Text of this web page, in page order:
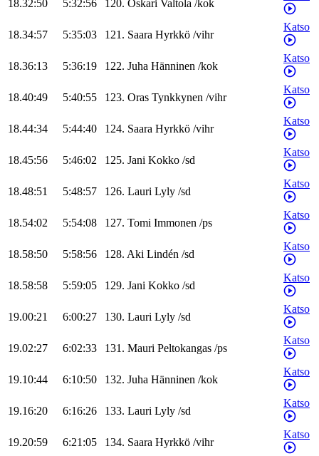
18.32:50 5:32:56 120. Oskari Valtola /kok
18.34:57 5:35:03 121. Saara Hyrkkö /vihr
Katso
18.36:13 5:36:19 122. Juha Hänninen /kok
Katso
18.40:49 5:40:55 123. Oras Tynkkynen /vihr
Katso
18.44:34 5:44:40 124. Saara Hyrkkö /vihr
Katso
18.45:56 5:46:02 125. Jani Kokko /sd
Katso
18.48:51 5:48:57 126. Lauri Lyly /sd
Katso
18.54:02 5:54:08 127. Tomi Immonen /ps
Katso
18.58:50 5:58:56 128. Aki Lindén /sd
Katso
18.58:58 5:59:05 129. Jani Kokko /sd
Katso
19.00:21 6:00:27 130. Lauri Lyly /sd
Katso
19.02:27 6:02:33 131. Mauri Peltokangas /ps
Katso
19.10:44 6:10:50 132. Juha Hänninen /kok
Katso
19.16:20 6:16:26 133. Lauri Lyly /sd
Katso
19.20:59 6:21:05 134. Saara Hyrkkö /vihr
Katso